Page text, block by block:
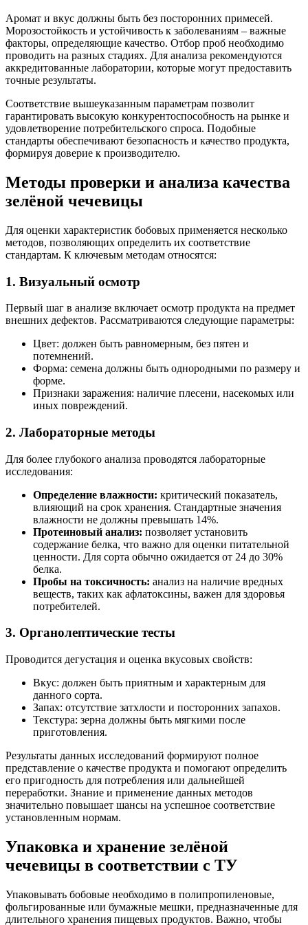
Аромат и вкус должны быть без посторонних примесей.
Морозостойкость и устойчивость к заболеваниям – важные
факторы, определяющие качество. Отбор проб необходимо
проводить на разных стадиях. Для анализа рекомендуются
аккредитованные лаборатории, которые могут предоставить
точные результаты.
Соответствие вышеуказанным параметрам позволит
гарантировать высокую конкурентоспособность на рынке и
удовлетворение потребительского спроса. Подобные
стандарты обеспечивают безопасность и качество продукта,
формируя доверие к производителю.
Методы проверки и анализа качества
зелёной чечевицы
Для оценки характеристик бобовых применяется несколько
методов, позволяющих определить их соответствие
стандартам. К ключевым методам относятся:
1. Визуальный осмотр
Первый шаг в анализе включает осмотр продукта на предмет
внешних дефектов. Рассматриваются следующие параметры:
Цвет: должен быть равномерным, без пятен и
потемнений.
Форма: семена должны быть однородными по размеру и
форме.
Признаки заражения: наличие плесени, насекомых или
иных повреждений.
2. Лабораторные методы
Для более глубокого анализа проводятся лабораторные
исследования:
Определение влажности: критический показатель,
влияющий на срок хранения. Стандартные значения
влажности не должны превышать 14%.
Протеиновый анализ: позволяет установить
содержание белка, что важно для оценки питательной
ценности. Для сорта обычно ожидается от 24 до 30%
белка.
Пробы на токсичность: анализ на наличие вредных
веществ, таких как афлатоксины, важен для здоровья
потребителей.
3. Органолептические тесты
Проводится дегустация и оценка вкусовых свойств:
Вкус: должен быть приятным и характерным для
данного сорта.
Запах: отсутствие затхлости и посторонних запахов.
Текстура: зерна должны быть мягкими после
приготовления.
Результаты данных исследований формируют полное
представление о качестве продукта и помогают определить
его пригодность для потребления или дальнейшей
переработки. Знание и применение данных методов
значительно повышает шансы на успешное соответствие
установленным нормам.
Упаковка и хранение зелёной
чечевицы в соответствии с ТУ
Упаковывать бобовые необходимо в полипропиленовые,
фольгированные или бумажные мешки, предназначенные для
длительного хранения пищевых продуктов. Важно, чтобы